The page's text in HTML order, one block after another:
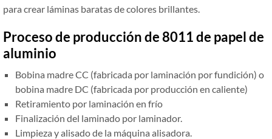
para crear láminas baratas de colores brillantes.
Proceso de producción de 8011 de papel de
aluminio
Bobina madre CC (fabricada por laminación por fundición) o
bobina madre DC (fabricada por producción en caliente)
Retiramiento por laminación en frío
Finalización del laminado por laminador.
Limpieza y alisado de la máquina alisadora.